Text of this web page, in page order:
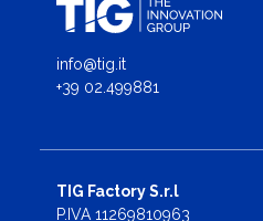
info@tig.it
+39 02.499881
TIG Factory S.r.l
P.IVA 11269810963